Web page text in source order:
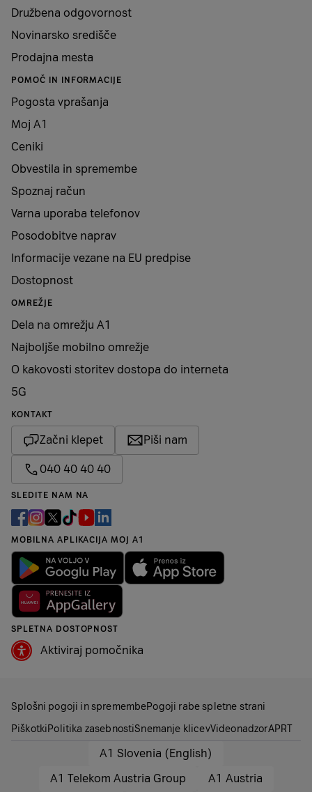
Družbena odgovornost
Novinarsko središče
Prodajna mesta
POMOČ IN INFORMACIJE
Pogosta vprašanja
Moj A1
Ceniki
Obvestila in spremembe
Spoznaj račun
Varna uporaba telefonov
Posodobitve naprav
Informacije vezane na EU predpise
Dostopnost
OMREŽJE
Dela na omrežju A1
Najboljše mobilno omrežje
O kakovosti storitev dostopa do interneta
5G
KONTAKT
Začni klepet Piši nam
040 40 40 40
SLEDITE NAM NA
MOBILNA APLIKACIJA MOJ A1
SPLETNA DOSTOPNOST
Aktiviraj pomočnika
Splošni pogoji in spremembePogoji rabe spletne strani
PiškotkiPolitika zasebnostiSnemanje klicevVideonadzorAPRT
A1 Slovenia (English)
A1 Telekom Austria Group
A1 Austria